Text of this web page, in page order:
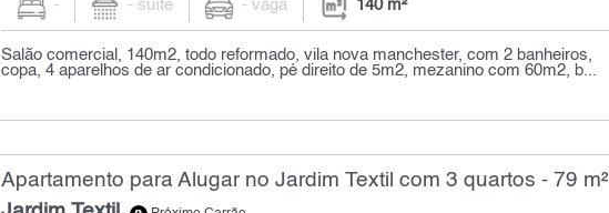
- - suíte - vaga 140 m²
Salão comercial, 140m2, todo reformado, vila nova manchester, com 2 banheiros,
copa, 4 aparelhos de ar condicionado, pé direito de 5m2, mezanino com 60m2, b...
Apartamento para Alugar no Jardim Textil com 3 quartos - 79 m²